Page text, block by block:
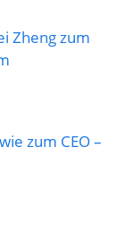
Zheng zum
zum CEO –